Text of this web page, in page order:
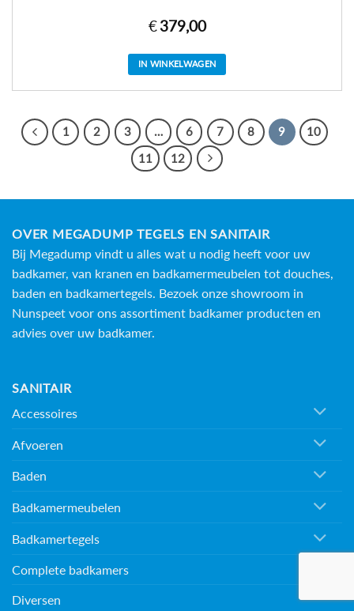
€ 379,00
IN WINKELWAGEN
1 2 3 … 6 7 8 9
10
11
12
OVER MEGADUMP TEGELS EN SANITAIR
Bij Megadump vindt u alles wat u nodig heeft voor uw
badkamer, van kranen en badkamermeubelen tot douches,
baden en badkamertegels. Bezoek onze showroom in
Nunspeet voor ons assortiment badkamer producten en
advies over uw badkamer.
SANITAIR
Accessoires
Afvoeren
Baden
Badkamermeubelen
Badkamertegels
Complete badkamers
Diversen